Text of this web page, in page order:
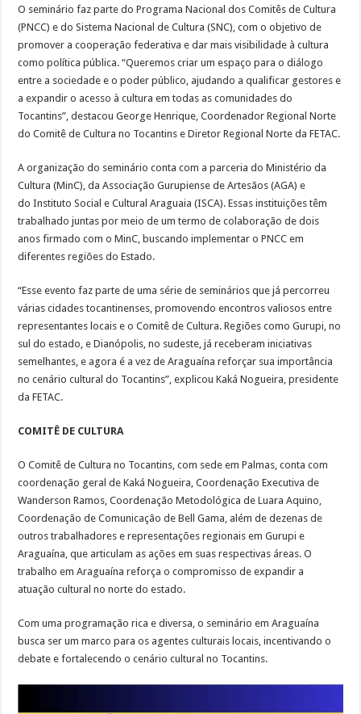
O seminário faz parte do Programa Nacional dos Comitês de Cultura
(PNCC) e do Sistema Nacional de Cultura (SNC), com o objetivo de
promover a cooperação federativa e dar mais visibilidade à cultura
como política pública. “Queremos criar um espaço para o diálogo
entre a sociedade e o poder público, ajudando a qualificar gestores e
a expandir o acesso à cultura em todas as comunidades do
Tocantins”, destacou George Henrique, Coordenador Regional Norte
do Comitê de Cultura no Tocantins e Diretor Regional Norte da FETAC.
A organização do seminário conta com a parceria do Ministério da
Cultura (MinC), da Associação Gurupiense de Artesãos (AGA) e
do Instituto Social e Cultural Araguaia (ISCA). Essas instituições têm
trabalhado juntas por meio de um termo de colaboração de dois
anos firmado com o MinC, buscando implementar o PNCC em
diferentes regiões do Estado.
“Esse evento faz parte de uma série de seminários que já percorreu
várias cidades tocantinenses, promovendo encontros valiosos entre
representantes locais e o Comitê de Cultura. Regiões como Gurupi, no
sul do estado, e Dianópolis, no sudeste, já receberam iniciativas
semelhantes, e agora é a vez de Araguaína reforçar sua importância
no cenário cultural do Tocantins”, explicou Kaká Nogueira, presidente
da FETAC.
COMITÊ DE CULTURA
O Comitê de Cultura no Tocantins, com sede em Palmas, conta com
coordenação geral de Kaká Nogueira, Coordenação Executiva de
Wanderson Ramos, Coordenação Metodológica de Luara Aquino,
Coordenação de Comunicação de Bell Gama, além de dezenas de
outros trabalhadores e representações regionais em Gurupi e
Araguaína, que articulam as ações em suas respectivas áreas. O
trabalho em Araguaína reforça o compromisso de expandir a
atuação cultural no norte do estado.
Com uma programação rica e diversa, o seminário em Araguaína
busca ser um marco para os agentes culturais locais, incentivando o
debate e fortalecendo o cenário cultural no Tocantins.